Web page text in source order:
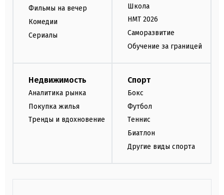
Фильмы на вечер
Комедии
Сериалы
Школа
НМТ 2026
Саморазвитие
Обучение за границей
Недвижимость
Аналитика рынка
Покупка жилья
Тренды и вдохновение
Спорт
Бокс
Футбол
Теннис
Биатлон
Другие виды спорта